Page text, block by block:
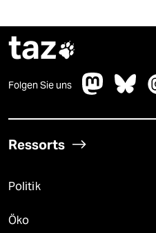
taz
Folgen Sie uns
Ressorts
Politik
Öko